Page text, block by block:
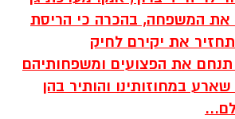
את המשפחה, בהכרה כי הריסת
את יקירם לחיק
תנחם את הפצועים ומשפחותיהם
במחוזותינו והותיר בהן